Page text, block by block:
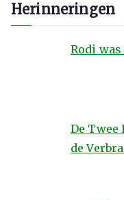
Herinneringen
Rodi
De Twee
de